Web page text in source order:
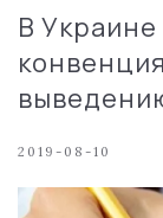
В Украине
2019-08-10